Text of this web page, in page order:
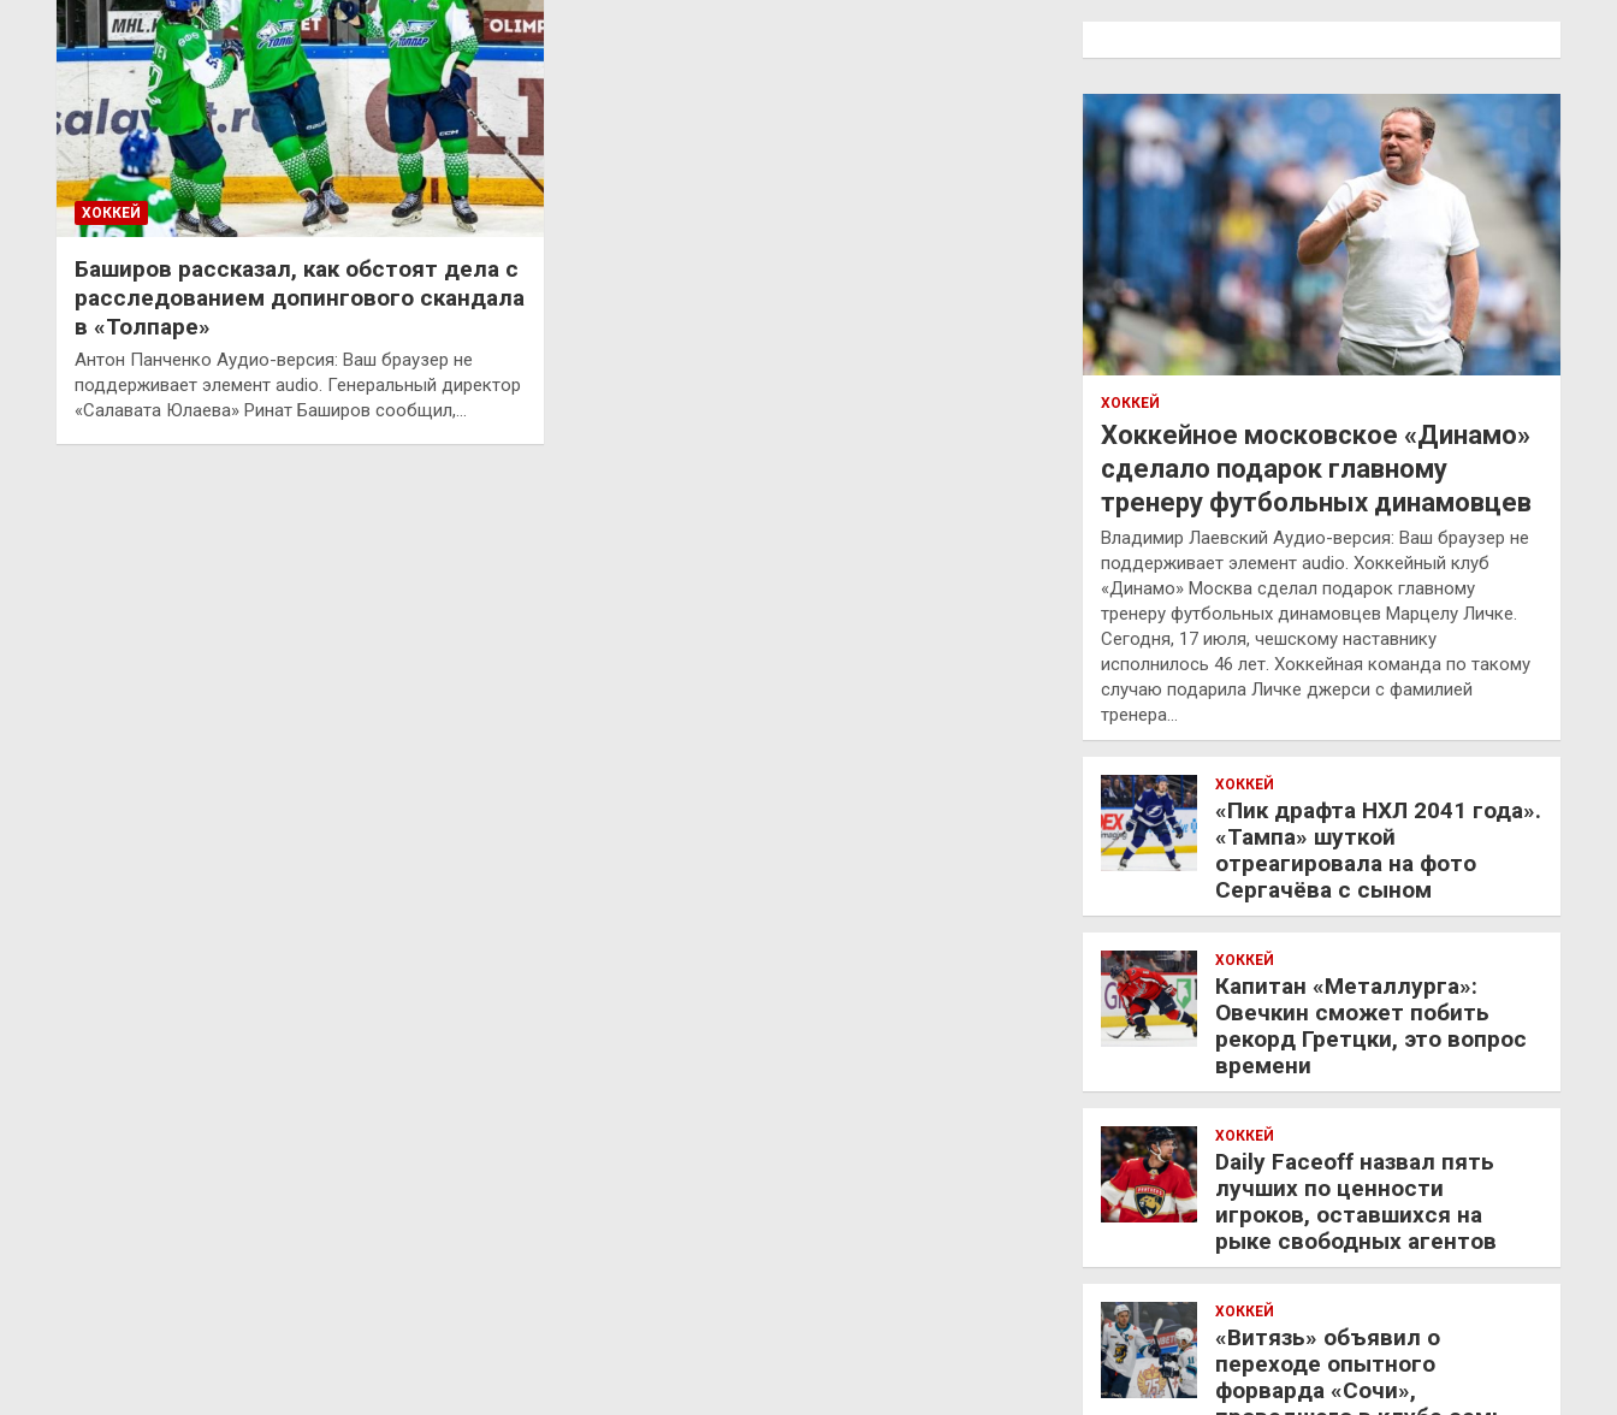
ХОККЕЙ
Баширов рассказал, как обстоят дела с
расследованием допингового скандала
в «Толпаре»
Антон Панченко Аудио-версия: Ваш браузер не
поддерживает элемент audio. Генеральный директор
«Салавата Юлаева» Ринат Баширов сообщил,…
ХОККЕЙ
Хоккейное московское «Динамо»
сделало подарок главному
тренеру футбольных динамовцев
Владимир Лаевский Аудио-версия: Ваш браузер не
поддерживает элемент audio. Хоккейный клуб
«Динамо» Москва сделал подарок главному
тренеру футбольных динамовцев Марцелу Личке.
Сегодня, 17 июля, чешскому наставнику
исполнилось 46 лет. Хоккейная команда по такому
случаю подарила Личке джерси с фамилией
тренера…
ХОККЕЙ
«Пик драфта НХЛ 2041 года».
«Тампа» шуткой
отреагировала на фото
Сергачёва с сыном
ХОККЕЙ
Капитан «Металлурга»:
Овечкин сможет побить
рекорд Гретцки, это вопрос
времени
ХОККЕЙ
Daily Faceoff назвал пять
лучших по ценности
игроков, оставшихся на
рыке свободных агентов
ХОККЕЙ
«Витязь» объявил о
переходе опытного
форварда «Сочи»,